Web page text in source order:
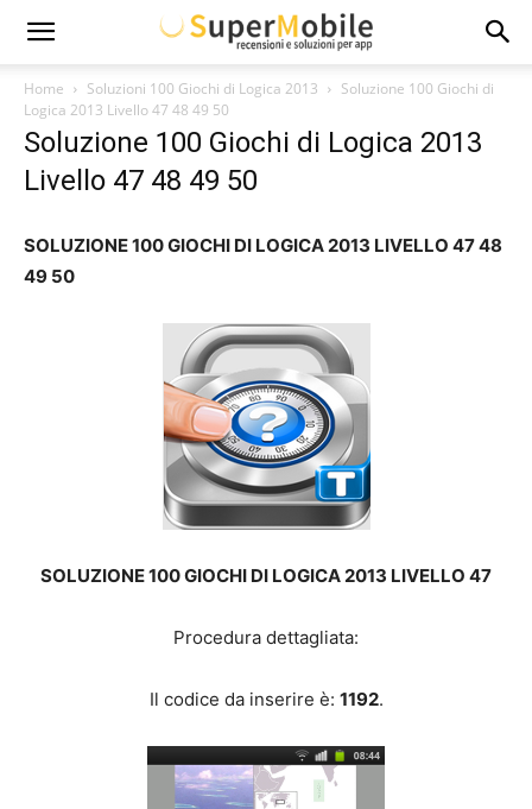
Super
Mobile
Home Soluzioni 100 Giochi di Logica 2013
Soluzione 100 Giochi di
Logica 2013 Livello 47 48 49 50
Soluzione 100 Giochi di Logica 2013
Livello 47 48 49 50
SOLUZIONE 100 GIOCHI DI LOGICA 2013 LIVELLO 47 48
49 50
SOLUZIONE 100 GIOCHI DI LOGICA 2013 LIVELLO 47
Procedura dettagliata:
Il codice da inserire è: 1192.